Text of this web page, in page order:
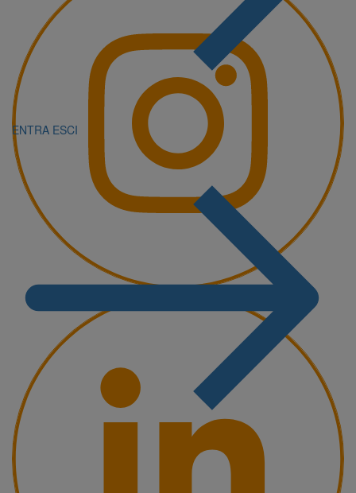
ENTRA ESCI